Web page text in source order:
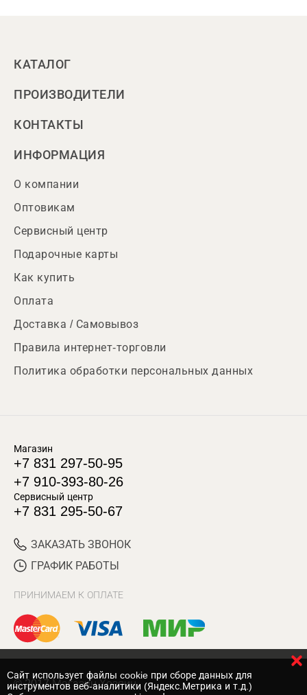
КАТАЛОГ
ПРОИЗВОДИТЕЛИ
КОНТАКТЫ
ИНФОРМАЦИЯ
О компании
Оптовикам
Сервисный центр
Подарочные карты
Как купить
Оплата
Доставка / Самовывоз
Правила интернет-торговли
Политика обработки персональных данных
Магазин
+7 831 297-50-95
+7 910-393-80-26
Сервисный центр
+7 831 295-50-67
ЗАКАЗАТЬ ЗВОНОК
ГРАФИК РАБОТЫ
ПРИНИМАЕМ К ОПЛАТЕ
© 2017 Магазин Хозяин
Cайт использует файлы cookie при сборе данных для
инструментов веб-аналитики (Яндекс.Метрика и т.д.)